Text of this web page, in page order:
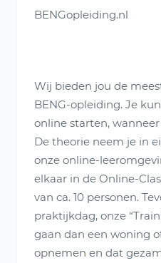
BENGopleiding.nl
Wij bieden jou de
BENG-opleiding. Je
online starten,
De theorie neem je in
onze online-
elkaar in de Online-
van ca. 10 personen.
praktijkdag, onze
gaan dan een woning
opnemen en dat